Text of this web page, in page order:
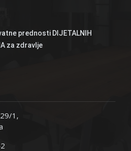
prednosti DIJETALNIH
za zdravlje
1,